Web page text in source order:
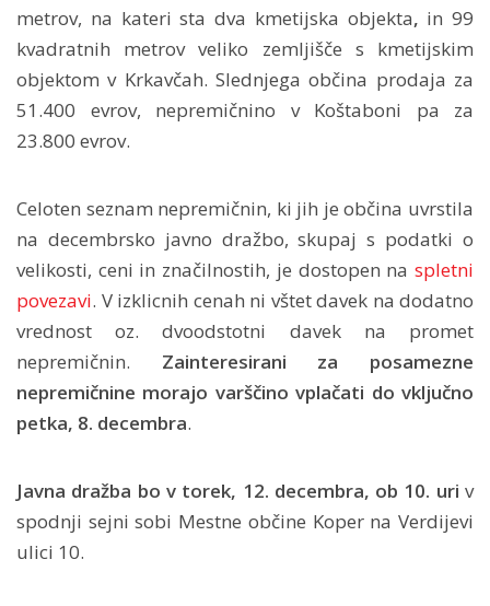
metrov, na kateri sta dva kmetijska objekta, in 99
kvadratnih metrov veliko zemljišče s kmetijskim
objektom v Krkavčah. Slednjega občina prodaja za
51.400 evrov, nepremičnino v Koštaboni pa za
23.800 evrov.
Celoten seznam nepremičnin, ki jih je občina uvrstila
na decembrsko javno dražbo, skupaj s podatki o
velikosti, ceni in značilnostih, je dostopen na spletni
povezavi. V izklicnih cenah ni vštet davek na dodatno
vrednost oz. dvoodstotni davek na promet
nepremičnin. Zainteresirani za posamezne
nepremičnine morajo varščino vplačati do vključno
petka, 8. decembra.
Javna dražba bo v torek, 12. decembra, ob 10. uri v
spodnji sejni sobi Mestne občine Koper na Verdijevi
ulici 10.